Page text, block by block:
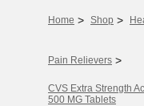
Home > Shop >
Pain Relievers >
CVS Extra Strength
500 MG Tablets